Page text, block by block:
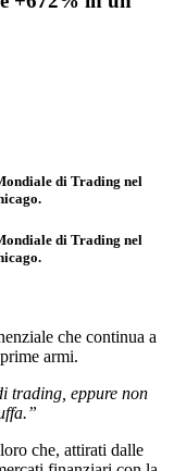
di Trading nel
di Trading nel
che continua a
armi.
trading, eppure non
che, attirati dalle